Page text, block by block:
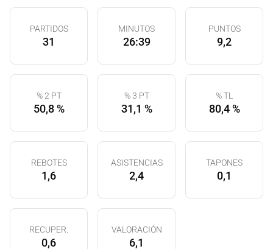
PARTIDOS
31
MINUTOS
26:39
PUNTOS
9,2
% 2 PT
50,8 %
% 3 PT
31,1 %
% TL
80,4 %
REBOTES
1,6
ASISTENCIAS
2,4
TAPONES
0,1
RECUPER.
0,6
VALORACIÓN
6,1